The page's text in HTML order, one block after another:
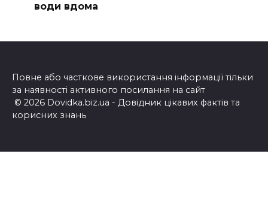
води вдома
Повне або часткове використання інформації тільки
за наявності активного посилання на сайт
© 2026 Dovidka.biz.ua - Довідник цікавих фактів та
корисних знань